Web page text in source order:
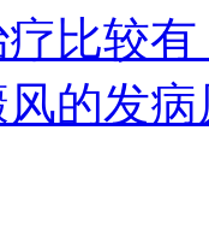
比较有
的发